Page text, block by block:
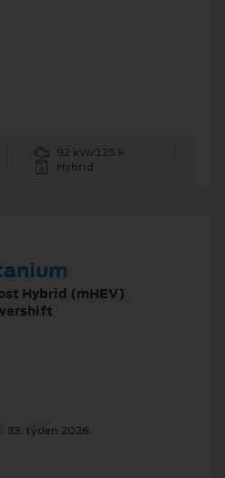
92 kW/125 k
Hybrid
Hybrid (mHEV)
33. týden 2026